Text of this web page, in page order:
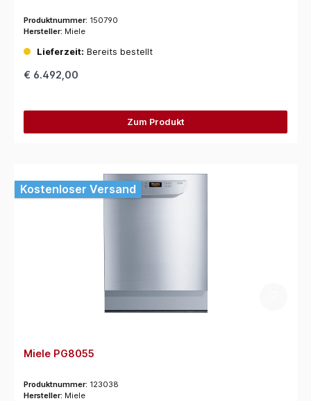
Produktnummer: 150790
Hersteller: Miele
Lieferzeit: Bereits bestellt
€ 6.492,00
Zum Produkt
Kostenloser Versand
Miele PG8055
Produktnummer: 123038
Hersteller: Miele